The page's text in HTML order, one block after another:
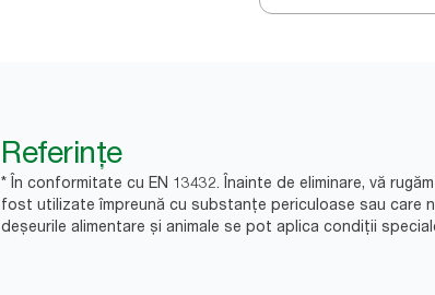
Referințe
* În conformitate cu EN 13432. Înainte de eliminare, vă
fost utilizate împreună cu substanțe periculoase sau care
deșeurile alimentare și animale se pot aplica condiții